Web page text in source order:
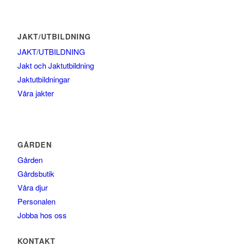
JAKT/UTBILDNING
JAKT/UTBILDNING
Jakt och Jaktutbildning
Jaktutbildningar
Våra jakter
GÅRDEN
Gården
Gårdsbutik
Våra djur
Personalen
Jobba hos oss
KONTAKT